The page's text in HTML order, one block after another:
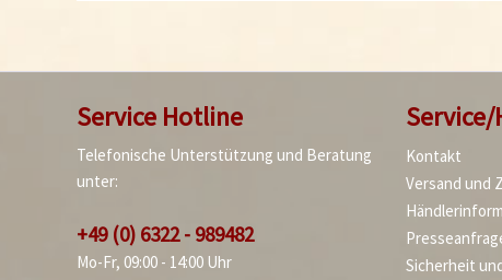
Service Hotline
Telefonische Unterstützung und Beratung
unter:
+49 (0) 6322 - 989482
Mo-Fr, 09:00 - 14:00 Uhr
Kontakt
Versand und
Sicherheit